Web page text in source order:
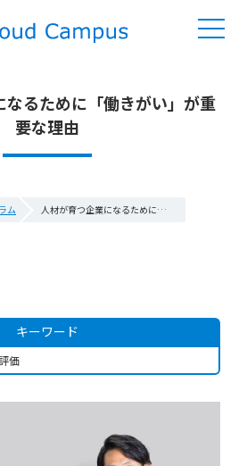
なるために「働きがい」が重
要な理由
ム 人材が育つ企業になるために「働きがい」が重要な理由
キーワード
価